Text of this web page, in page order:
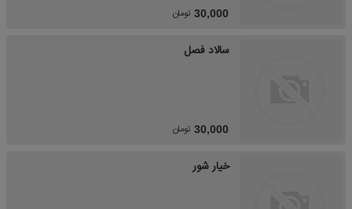
30,000 تومان
سالاد فصل
30,000 تومان
خیار شور